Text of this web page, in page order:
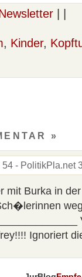
, Kinder,
»
- PolitikPla.net
Burka in
Ignoriert